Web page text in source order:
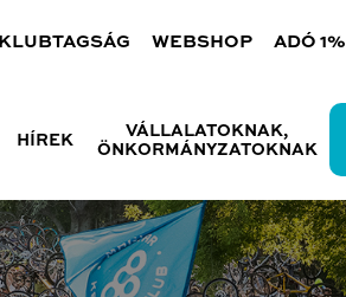
KLUBTAGSÁG WEBSHOP ADÓ 1%
HÍREK
VÁLLALATOKNAK,
ÖNKORMÁNYZATOKNAK